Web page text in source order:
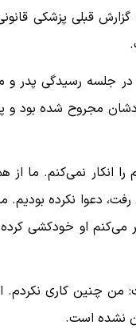
گزارش قبلی پزشکی
تهران فرستاده شد. در جلسه
مجروح شده بود
انکار نمی‌کنم. ما از
دعوا نکرده بودیم.
می‌کنم او خودکشی
من چنین کاری نکردم.
نشده است.
پزشکیان: از حد و